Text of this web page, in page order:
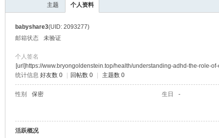
主题 个人资料
babyshare3(UID: 2093277)
邮箱状态
未验证
个人签名
[url]https://www.bryongoldenstein.top/health/understanding-adhd-the-role-
统计信息 好友数 0 回帖数 0 主题数 0
性别 保密 生日 -
活跃概况